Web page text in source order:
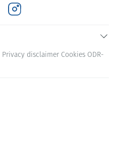
Privacy disclaimer Cookies ODR-